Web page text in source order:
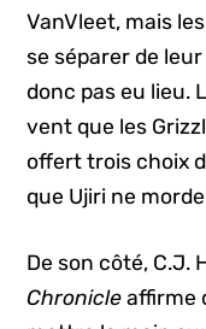
VanVleet, mais
se séparer de
donc pas eu lieu.
vent que les
offert trois choix
que Ujiri ne
De son côté, C.J.
Chronicle affirme